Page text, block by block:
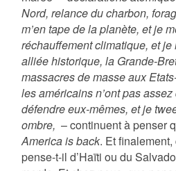
Nord, relance du charbon,
m’en tape de la planète, et je
réchauffement climatique, et
alliée historique, la Grande-
massacres de masse aux
les américains n’ont pas assez
défendre eux-mêmes, et je
ombre, – continuent à penser
America is back. Et
pense-t-il d’Haïti ou du